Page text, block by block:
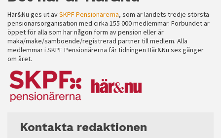
Här&Nu ges ut avSKPF Pensionärerna, som är landets tredje största
pensionärsorganisation med cirka 155 000 medlemmar. Förbundet är
öppet för alla som har någon form av pension eller är
maka/make/samboende/registrerad partner till medlem. Alla
medlemmar i SKPF Pensionärerna får tidningen Här&Nu sex gånger
om året.
Kontakta redaktionen